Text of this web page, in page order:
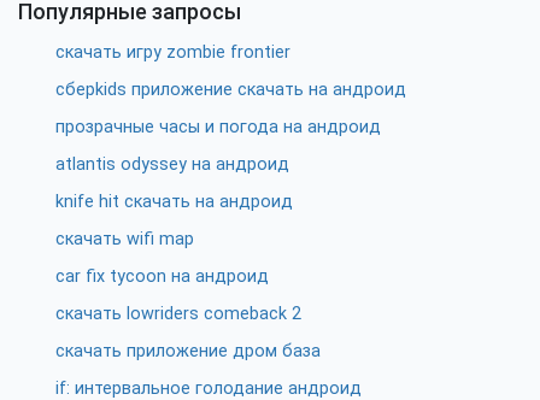
Популярные запросы
скачать игру zombie frontier
сберkids приложение скачать на андроид
прозрачные часы и погода на андроид
atlantis odyssey на андроид
knife hit скачать на андроид
скачать wifi map
car fix tycoon на андроид
скачать lowriders comeback 2
скачать приложение дром база
if: интервальное голодание андроид